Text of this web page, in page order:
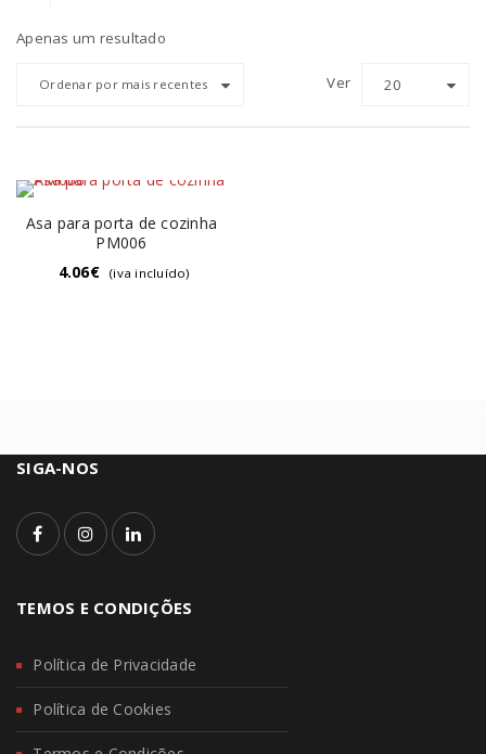
Apenas um resultado
Ordenar por mais recentes Ver 20
Asa para porta de cozinha
PM006
4.06€ (iva incluído)
SIGA-NOS
TEMOS E CONDIÇÕES
Política de Privacidade
Política de Cookies